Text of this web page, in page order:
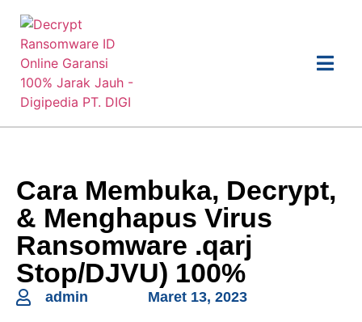
Cara Membuka, Decrypt,
& Menghapus Virus
Ransomware .qarj
Stop/DJVU) 100%
admin Maret 13, 2023